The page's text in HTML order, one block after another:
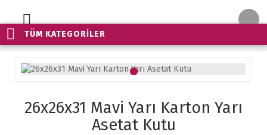
TÜM KATEGORİLER
26x26x31 Mavi Yarı Karton Yarı
Asetat Kutu